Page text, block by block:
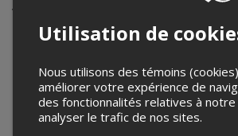
Votre recherche n'a retourné aucun
Utilisation de
Nous utilisons des témoins
améliorer votre expérience de
des fonctionnalités relatives à
analyser le trafic de nos sites.